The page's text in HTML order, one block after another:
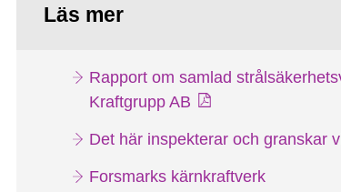
Läs mer
Rapport om samlad
Kraftgrupp AB
Det här inspekterar och granskar
Forsmarks kärnkraftverk